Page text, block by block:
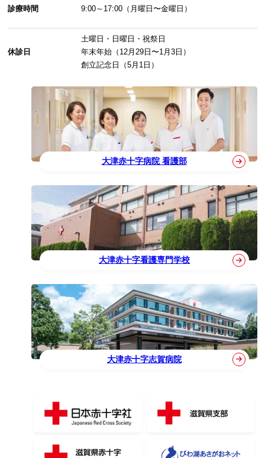
診療時間 9:00～17:00（月曜日〜金曜日）
休診日
土曜日・日曜日・祝祭日
年末年始（12月29日〜1月3日）
創立記念日（5月1日）
大津赤十字病院 看護部
大津赤十字看護専門学校
大津赤十字志賀病院